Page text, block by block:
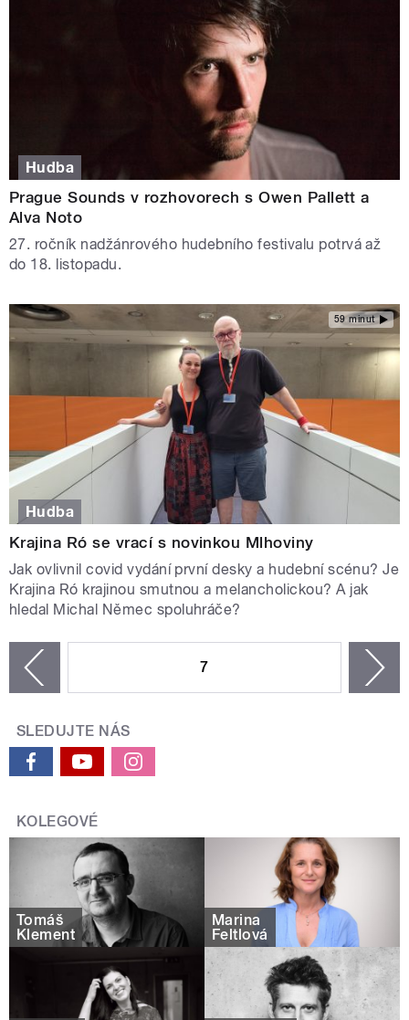
Hudba
Prague Sounds v rozhovorech s Owen Pallett a
Alva Noto
27. ročník nadžánrového hudebního festivalu potrvá až
do 18. listopadu.
59 minut
Hudba
Krajina Ró se vrací s novinkou Mlhoviny
Jak ovlivnil covid vydání první desky a hudební scénu? Je
Krajina Ró krajinou smutnou a melancholickou? A jak
hledal Michal Němec spoluhráče?
7
SLEDUJTE NÁS
KOLEGOVÉ
Tomáš
Klement
Marina
Feltlová